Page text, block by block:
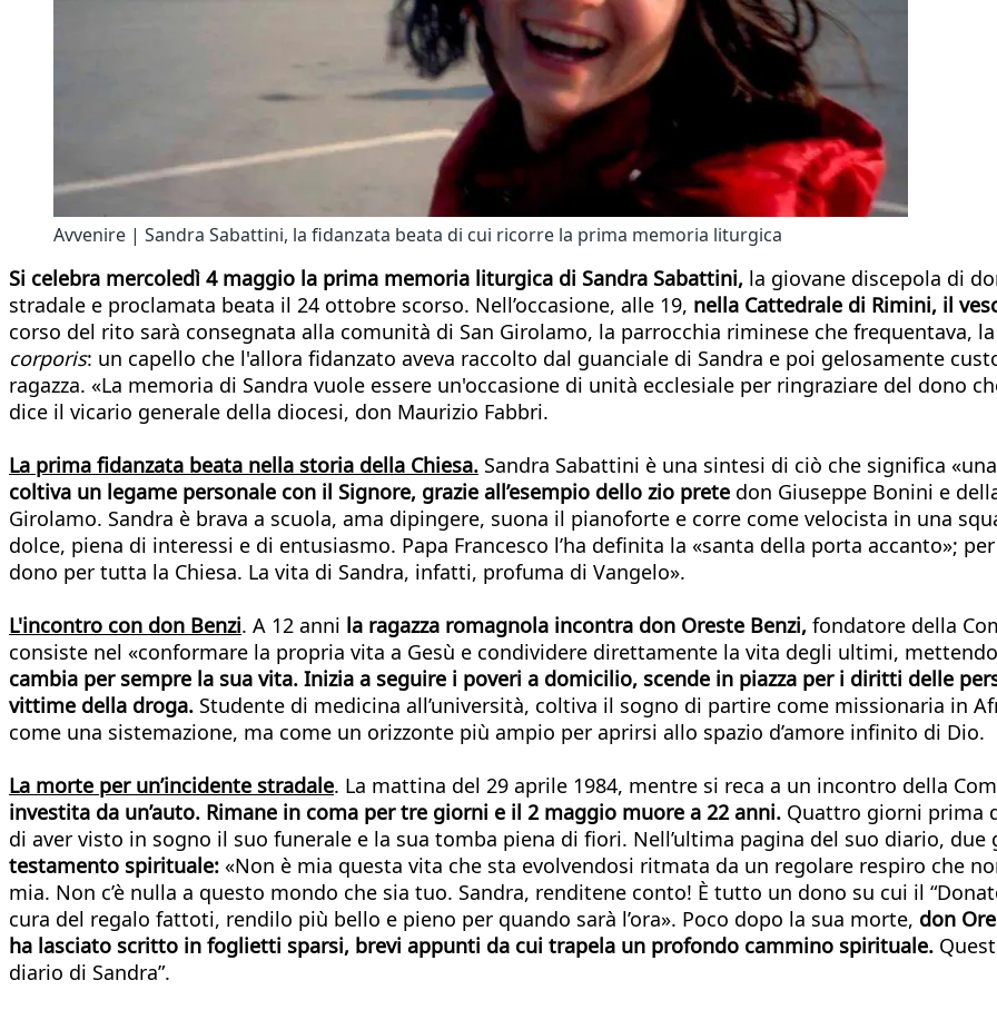
Avvenire | Sandra Sabattini, la fidanzata beata di cui ricorre la prima memoria liturgica
Si celebra mercoledì 4 maggio la prima memoria liturgica di Sandra Sabattini, la giovane discepola di
stradale e proclamata beata il 24 ottobre scorso. Nell’occasione, alle 19, nella Cattedrale di Rimini, il
corso del rito sarà consegnata alla comunità di San Girolamo, la parrocchia riminese che frequentava,
corporis: un capello che l'allora fidanzato aveva raccolto dal guanciale di Sandra e poi gelosamente
ragazza. «La memoria di Sandra vuole essere un'occasione di unità ecclesiale per ringraziare del dono
dice il vicario generale della diocesi, don Maurizio Fabbri.
La prima fidanzata beata nella storia della Chiesa. Sandra Sabattini è una sintesi di ciò che significa
coltiva un legame personale con il Signore, grazie all’esempio dello zio prete don Giuseppe Bonini e
Girolamo. Sandra è brava a scuola, ama dipingere, suona il pianoforte e corre come velocista in una
dolce, piena di interessi e di entusiasmo. Papa Francesco l’ha definita la «santa della porta accanto»;
dono per tutta la Chiesa. La vita di Sandra, infatti, profuma di Vangelo».
L'incontro con don Benzi. A 12 anni la ragazza romagnola incontra don Oreste Benzi, fondatore della
consiste nel «conformare la propria vita a Gesù e condividere direttamente la vita degli ultimi,
cambia per sempre la sua vita. Inizia a seguire i poveri a domicilio, scende in piazza per i diritti delle
vittime della droga. Studente di medicina all’università, coltiva il sogno di partire come missionaria in
come una sistemazione, ma come un orizzonte più ampio per aprirsi allo spazio d’amore infinito di Dio.
La morte per un’incidente stradale. La mattina del 29 aprile 1984, mentre si reca a un incontro della
investita da un’auto. Rimane in coma per tre giorni e il 2 maggio muore a 22 anni. Quattro giorni prima
di aver visto in sogno il suo funerale e la sua tomba piena di fiori. Nell’ultima pagina del suo diario,
testamento spirituale: «Non è mia questa vita che sta evolvendosi ritmata da un regolare respiro che
mia. Non c’è nulla a questo mondo che sia tuo. Sandra, renditene conto! È tutto un dono su cui il
cura del regalo fattoti, rendilo più bello e pieno per quando sarà l’ora». Poco dopo la sua morte, don
ha lasciato scritto in foglietti sparsi, brevi appunti da cui trapela un profondo cammino spirituale.
diario di Sandra”.